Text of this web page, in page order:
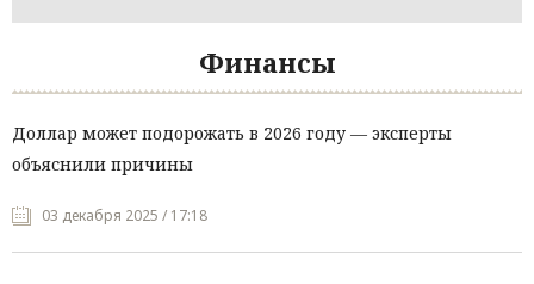
Финансы
Доллар может подорожать в 2026 году — эксперты
объяснили причины
03 декабря 2025 / 17:18